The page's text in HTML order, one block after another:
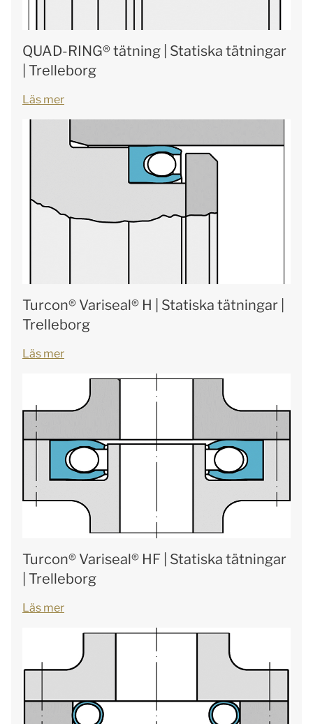
QUAD-RING® tätning | Statiska tätningar
| Trelleborg
Läs mer
Turcon® Variseal® H | Statiska tätningar |
Trelleborg
Läs mer
Turcon® Variseal® HF | Statiska tätningar
| Trelleborg
Läs mer